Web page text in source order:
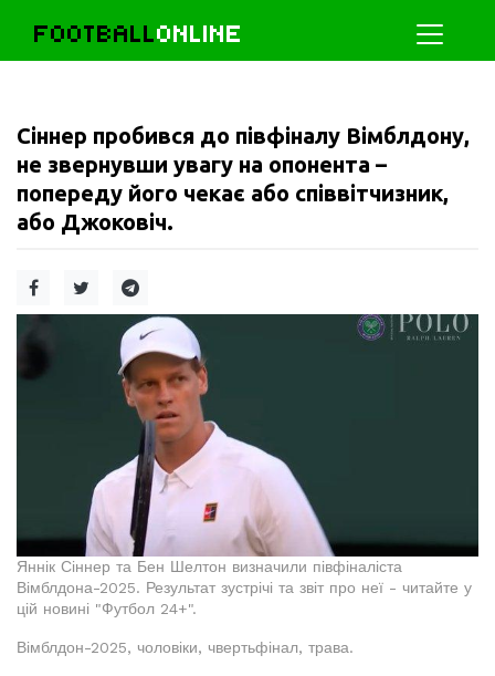
FOOTBALLONLINE
Сіннер пробився до півфіналу Вімблдону,
не звернувши увагу на опонента –
попереду його чекає або співвітчизник,
або Джоковіч.
Яннік Сіннер та Бен Шелтон визначили півфіналіста
Вімблдона-2025. Результат зустрічі та звіт про неї - читайте у
цій новині "Футбол 24+".
Вімблдон-2025, чоловіки, чвертьфінал, трава.